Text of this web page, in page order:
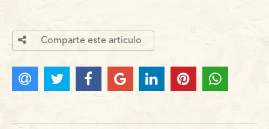
Comparte este articulo